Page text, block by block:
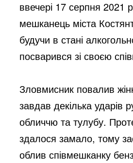
ввечері 17 серпня 2021
мешканець міста
будучи в стані
посварився зі своєю
Зловмисник повалив
завдав декілька ударів
обличчю та тулубу.
здалося замало, тому
облив співмешканку